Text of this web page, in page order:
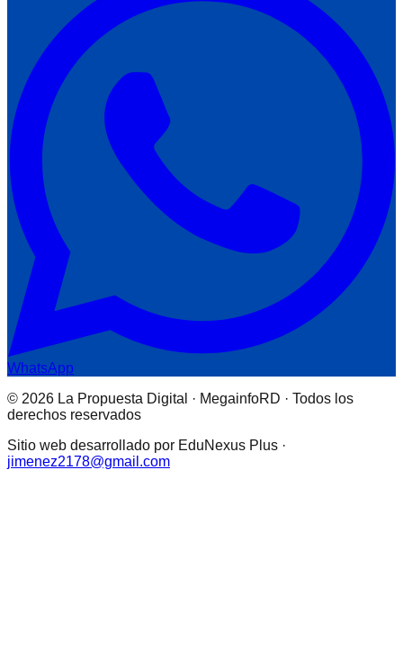
WhatsApp
© 2026 La Propuesta Digital · MegainfoRD · Todos los
derechos reservados
Sitio web desarrollado por EduNexus Plus ·
jimenez2178@gmail.com